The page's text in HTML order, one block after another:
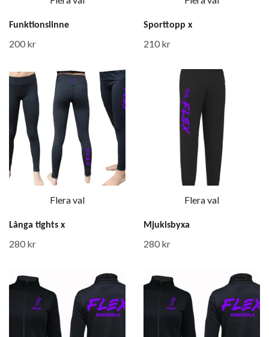
Funktionslinne
200 kr
Sporttopp x
210 kr
Flera val
Långa tights x
280 kr
Flera val
Mjukisbyxa
280 kr